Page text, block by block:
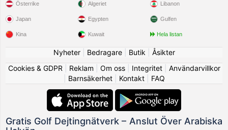
Österrike
Japan
Kina
Algeriet
Egypten
Kuwait
Libanon
Gulfen
Hela listan
Nyheter| Bedragare| Butik
Åsikter
Cookies & GDPR
Reklam Om oss| Integritet| Användarvillkor
Barnsäkerhet| Kontakt| FAQ
Gratis Golf Dejtingnätverk – Anslut Över Arabiska